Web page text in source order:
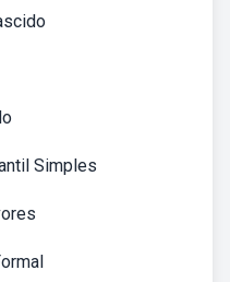
Simples